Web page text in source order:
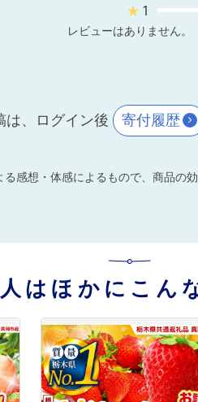
★ 1
レビューはありません。
は、ログイン後 寄付履歴
感想・体感によるもので、商品の
はほかにこん